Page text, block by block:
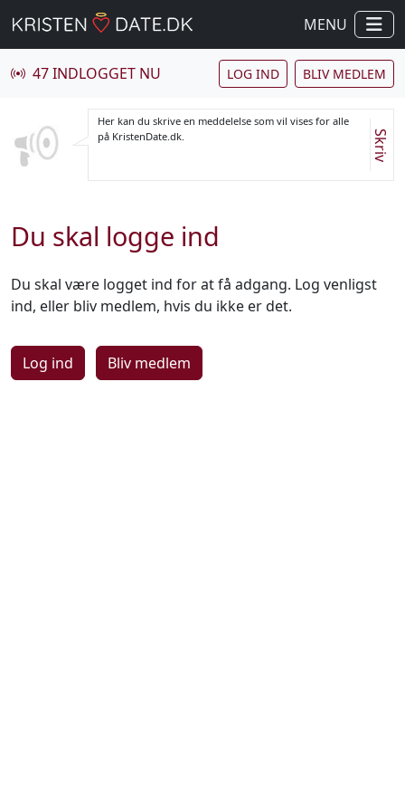
MENU
47 INDLOGGET NU LOG IND BLIV MEDLEM
Her kan du skrive en meddelelse som vil vises for alle
på KristenDate.dk.
Skriv
Du skal logge ind
Du skal være logget ind for at få adgang. Log venligst
ind, eller bliv medlem, hvis du ikke er det.
Log ind